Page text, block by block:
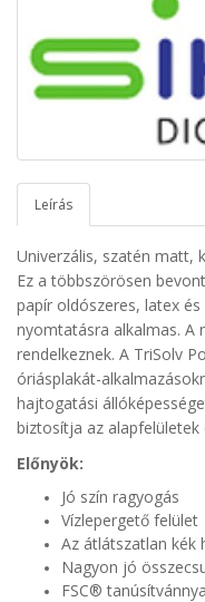
Leírás
Univerzális, szatén matt,
Ez a többszörösen
papír oldószeres, latex
nyomtatásra alkalmas. A
rendelkeznek. A TriSolv
óriásplakát-
hajtogatási
biztosítja az
Előnyök:
Jó szín ragyogás
Vízlepergető felület
Az átlátszatlan
Nagyon jó
FSC®